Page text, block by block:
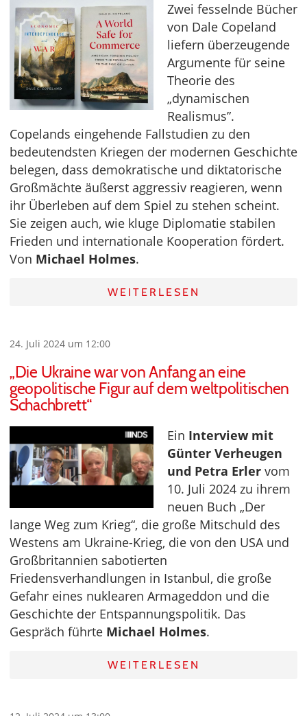
Zwei fesselnde Bücher
von Dale Copeland
liefern überzeugende
Argumente für seine
Theorie des
„dynamischen
Realismus”.
Copelands eingehende Fallstudien zu den
bedeutendsten Kriegen der modernen Geschichte
belegen, dass demokratische und diktatorische
Großmächte äußerst aggressiv reagieren, wenn
ihr Überleben auf dem Spiel zu stehen scheint.
Sie zeigen auch, wie kluge Diplomatie stabilen
Frieden und internationale Kooperation fördert.
Von Michael Holmes.
WEITERLESEN
24. Juli 2024 um 12:00
„Die Ukraine war von Anfang an eine
geopolitische Figur auf dem weltpolitischen
Schachbrett“
Ein Interview mit
Günter Verheugen
und Petra Erler vom
10. Juli 2024 zu ihrem
neuen Buch „Der
lange Weg zum Krieg“, die große Mitschuld des
Westens am Ukraine-Krieg, die von den USA und
Großbritannien sabotierten
Friedensverhandlungen in Istanbul, die große
Gefahr eines nuklearen Armageddon und die
Geschichte der Entspannungspolitik. Das
Gespräch führte Michael Holmes.
WEITERLESEN